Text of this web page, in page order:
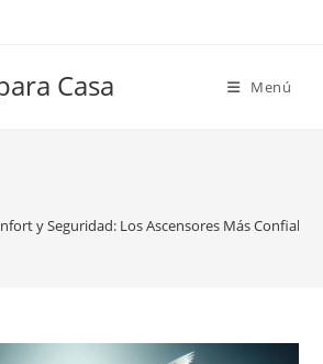
Casa Menú
y Seguridad: Los Ascensores Más